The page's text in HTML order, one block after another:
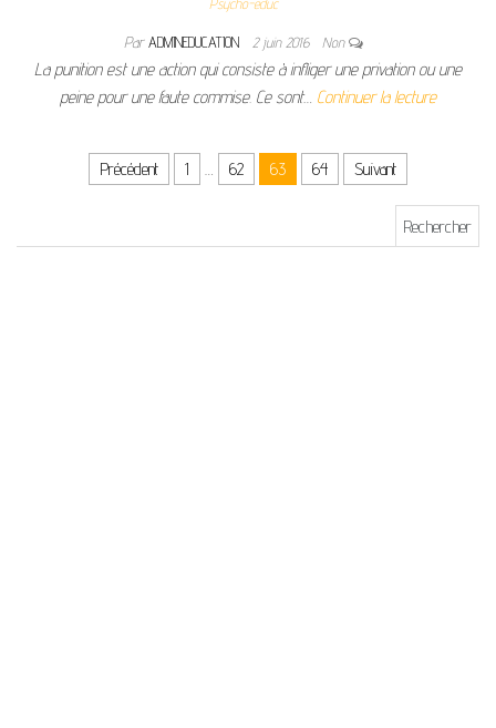
Psycho-educ
ParADMINEDUCATION 2 juin 2016 Non
La punition est une action qui consiste à infliger une privation ou une
peine pour une faute commise. Ce sont… Continuer la lecture
Pagination des publications
Précédent 1 … 62 63 64 Suivant